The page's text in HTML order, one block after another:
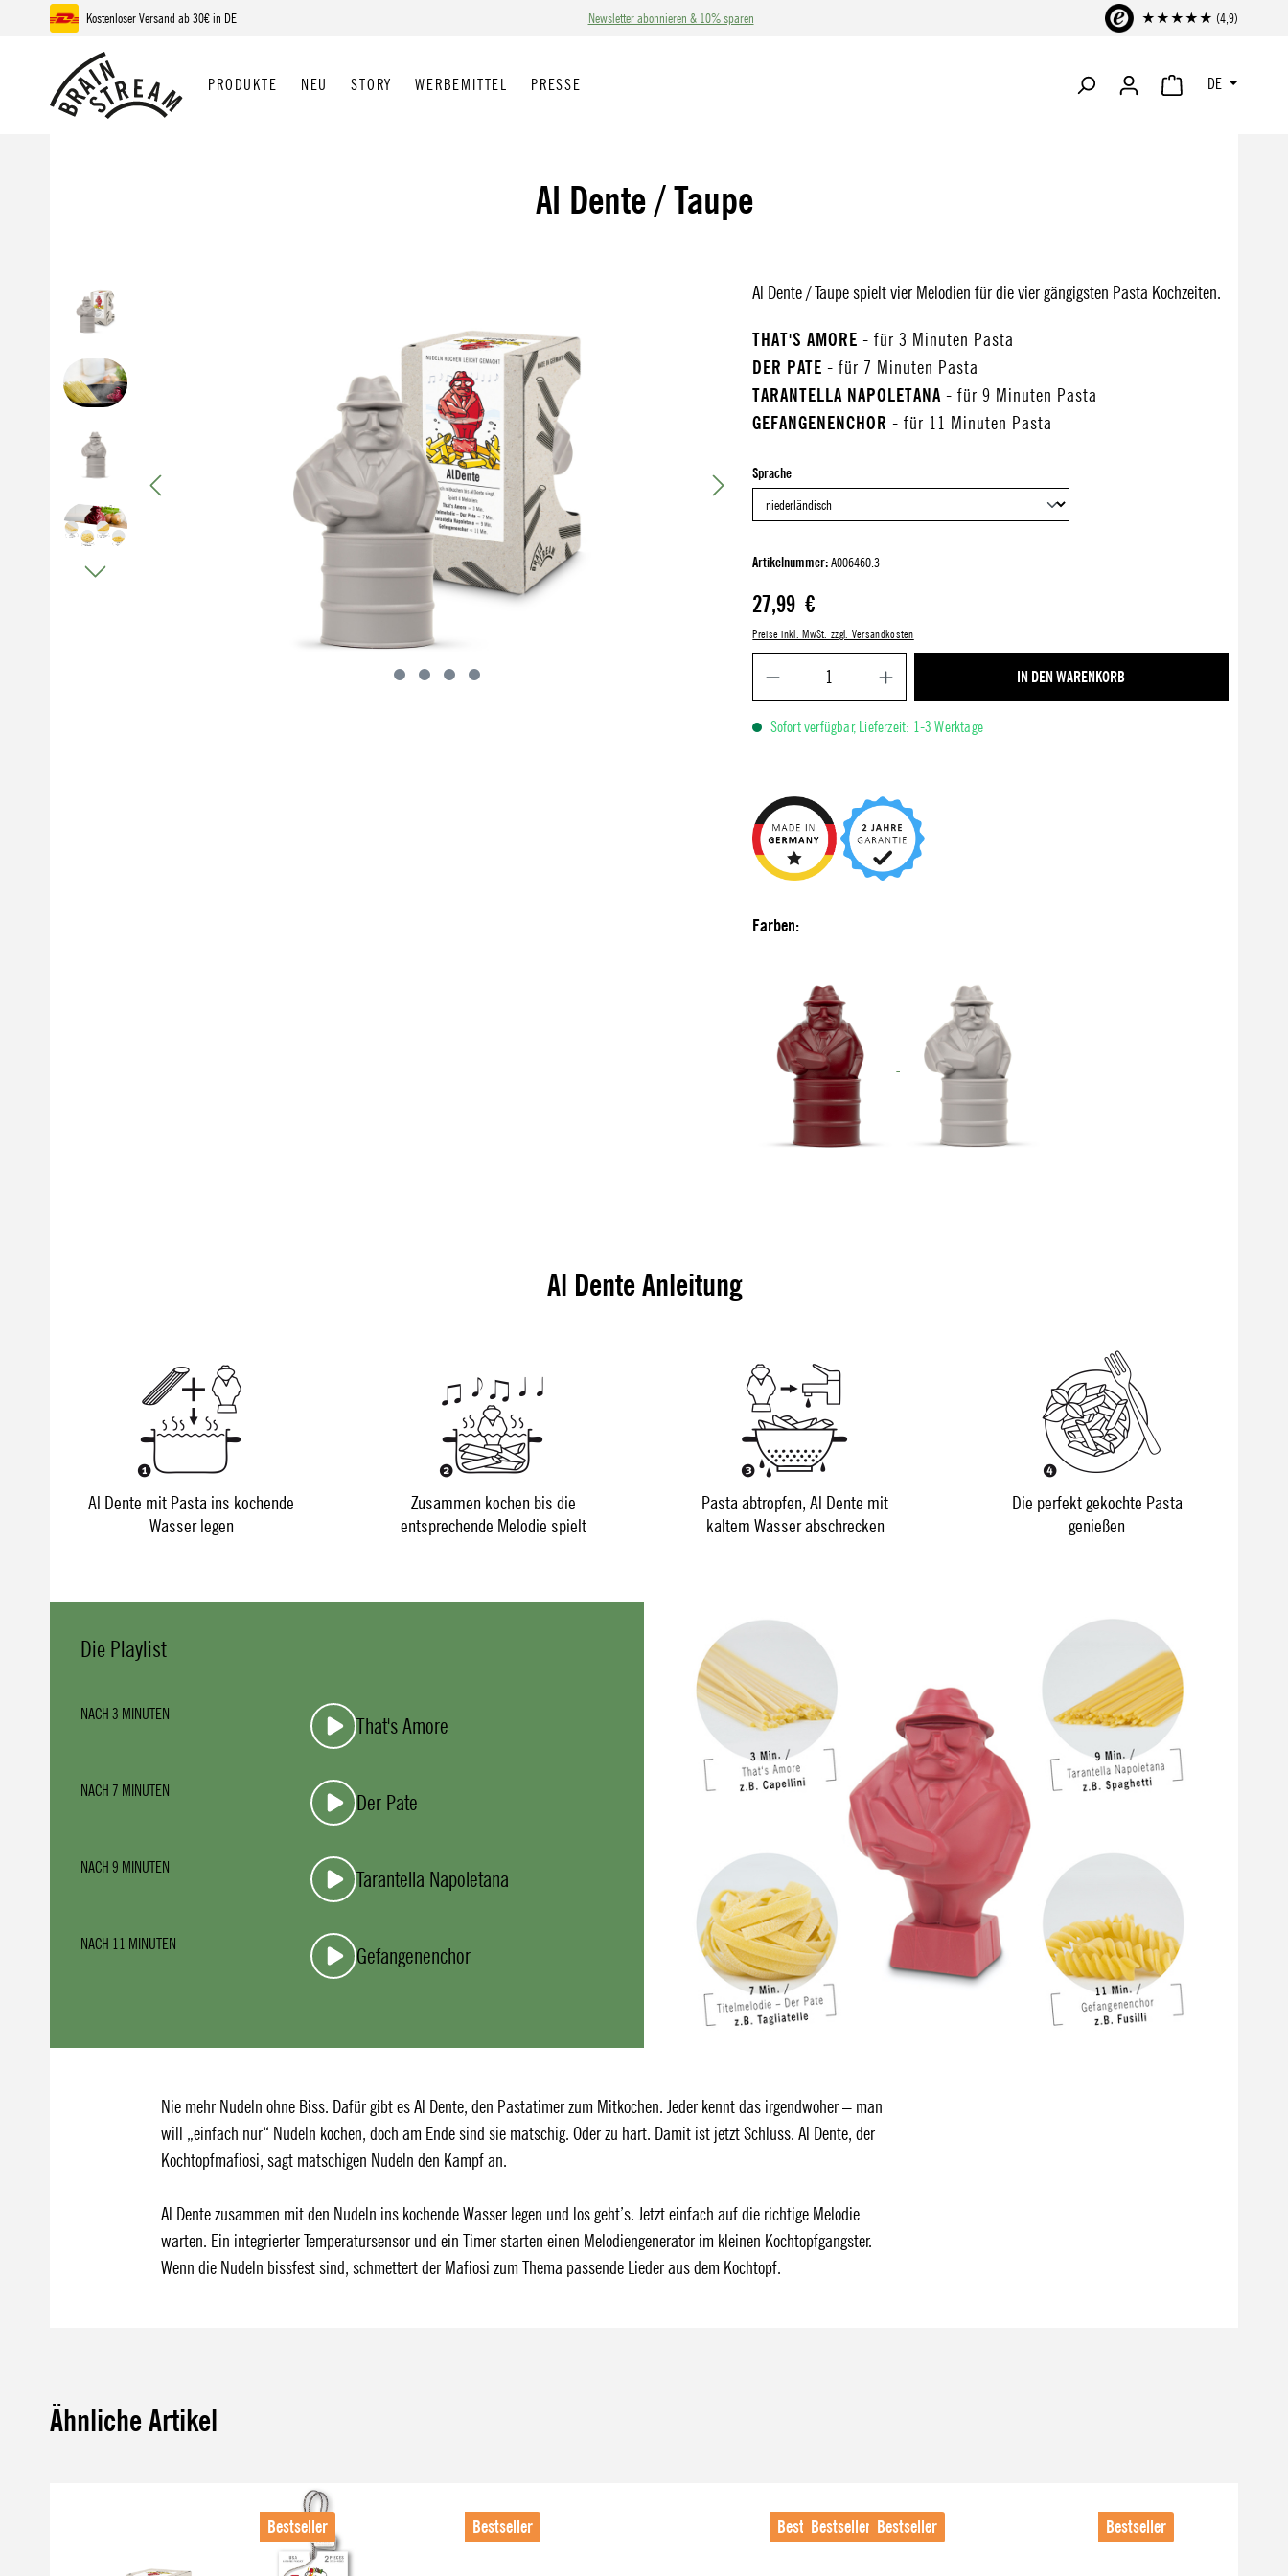
Hauptinhalt springen
Zur Suche springen
Zur Hauptnavigation springen
Kostenloser Versand ab 30€ in DE Newsletter abonnieren & 10% sparen ★★★★★ (4,9)
PRODUKTE NEU STORY WERBEMITTEL PRESSE WARENKORB
DE
Al Dente / Taupe
Bildergalerie überspringen Al Dente / Taupe spielt vier Melodien für die vier gängigsten Pasta Kochzeiten.
THAT'S AMORE- für 3 Minuten Pasta
DER PATE- für 7 Minuten Pasta
TARANTELLA NAPOLETANA- für 9 Minuten Pasta
GEFANGENENCHOR - für 11 Minuten Pasta
Spracheauswählen
Artikelnummer:A006460.3
Regulärer Preis:
27,99 €
Preise inkl. MwSt. zzgl. Versandkosten
Produkt Anzahl: Gib den gewünschten Wert ein
IN DEN WARENKORB
Sofort verfügbar, Lieferzeit: 1-3 Werktage
Farben:
Al Dente Anleitung
Al Dente mit Pasta ins kochende
Wasser legen
Zusammen kochen bis die
entsprechende Melodie spielt
Pasta abtropfen, Al Dente mit
kaltem Wasser abschrecken
Die perfekt gekochte Pasta
genießen
Die Playlist
NACH 3 MINUTEN That's Amore
NACH 7 MINUTEN Der Pate
NACH 9 MINUTEN Tarantella Napoletana
NACH 11 MINUTEN Gefangenenchor
Nie mehr Nudeln ohne Biss. Dafür gibt es Al Dente, den Pastatimer zum Mitkochen. Jeder kennt das irgendwoher – man
will „einfach nur“ Nudeln kochen, doch am Ende sind sie matschig. Oder zu hart. Damit ist jetzt Schluss. Al Dente, der
Kochtopfmafiosi, sagt matschigen Nudeln den Kampf an.
Al Dente zusammen mit den Nudeln ins kochende Wasser legen und los geht’s. Jetzt einfach auf die richtige Melodie
warten. Ein integrierter Temperatursensor und ein Timer starten einen Melodiengenerator im kleinen Kochtopfgangster.
Wenn die Nudeln bissfest sind, schmettert der Mafiosi zum Thema passende Lieder aus dem Kochtopf.
Ähnliche Artikel
Bestseller Bestseller BestsellerBestseller Bestseller Bestseller